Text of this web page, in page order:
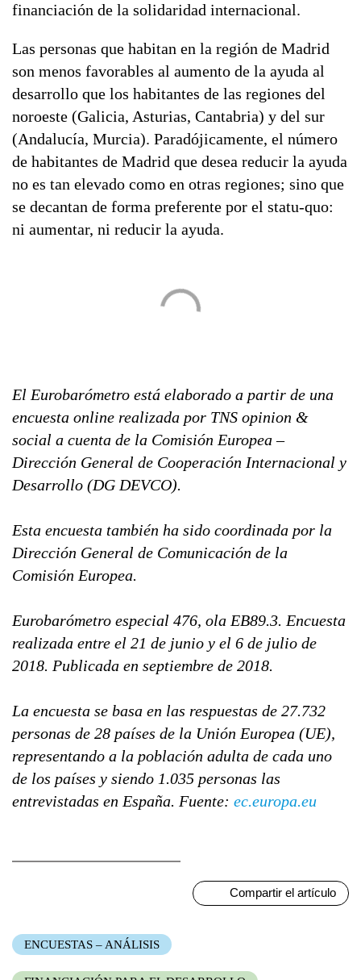
financiación de la solidaridad internacional.
Las personas que habitan en la región de Madrid
son menos favorables al aumento de la ayuda al
desarrollo que los habitantes de las regiones del
noroeste (Galicia, Asturias, Cantabria) y del sur
(Andalucía, Murcia). Paradójicamente, el número
de habitantes de Madrid que desea reducir la ayuda
no es tan elevado como en otras regiones; sino que
se decantan de forma preferente por el statu-quo:
ni aumentar, ni reducir la ayuda.
El Eurobarómetro está elaborado a partir de una
encuesta online realizada por TNS opinion &
social a cuenta de la Comisión Europea –
Dirección General de Cooperación Internacional y
Desarrollo (DG DEVCO).
Esta encuesta también ha sido coordinada por la
Dirección General de Comunicación de la
Comisión Europea.
Eurobarómetro especial 476, ola EB89.3. Encuesta
realizada entre el 21 de junio y el 6 de julio de
2018. Publicada en septiembre de 2018.
La encuesta se basa en las respuestas de 27.732
personas de 28 países de la Unión Europea (UE),
representando a la población adulta de cada uno
de los países y siendo 1.035 personas las
entrevistadas en España. Fuente: ec.europa.eu
Compartir el artículo
ENCUESTAS – ANÁLISIS